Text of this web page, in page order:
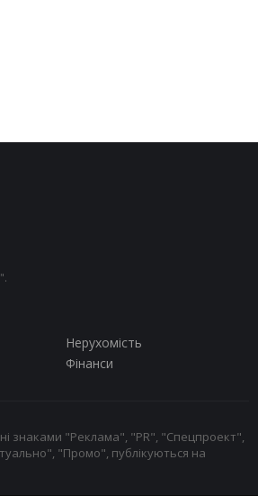
Нерухомість
Фінанси
знаками "Реклама", "PR", "Спецпроект",
"Промо", публікуються на